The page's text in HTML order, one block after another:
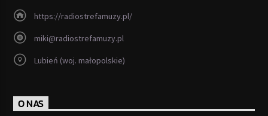
https://radiostrefamuzy.pl/
miki@radiostrefamuzy.pl
Lubień (woj. małopolskie)
O NAS